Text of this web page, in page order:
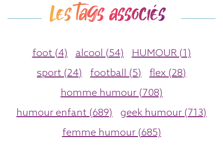
Les tags associés
foot (4) alcool (54)
HUMOUR (1)
sport (24)
football (5)
flex (28)
homme humour (708)
humour enfant (689)
geek humour (713)
femme humour (685)